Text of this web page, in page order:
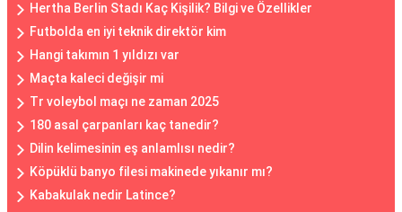
Hertha Berlin Stadı Kaç Kişilik? Bilgi ve Özellikler
Futbolda en iyi teknik direktör kim
Hangi takımın 1 yıldızı var
Maçta kaleci değişir mi
Tr voleybol maçı ne zaman 2025
180 asal çarpanları kaç tanedir?
Dilin kelimesinin eş anlamlısı nedir?
Köpüklü banyo filesi makinede yıkanır mı?
Kabakulak nedir Latince?